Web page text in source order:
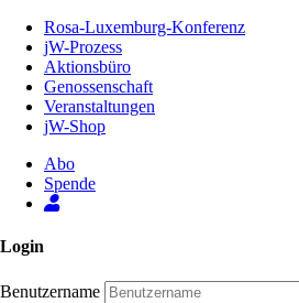
Inhalt
Seite
Rosa-Luxemburg-Konferenz
jW-Prozess
Aktionsbüro
Genossenschaft
Veranstaltungen
jW-Shop
Abo
Spende
Login
Benutzername